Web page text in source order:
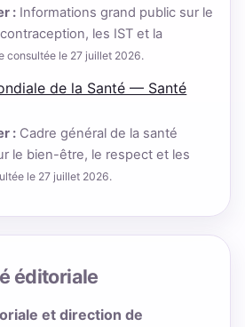
: Informations grand public sur le
les IST et la
consultée le 27 juillet 2026.
de la Santé — Santé
: Cadre général de la santé
le bien-être, le respect et les
le 27 juillet 2026.
éditoriale
et direction de